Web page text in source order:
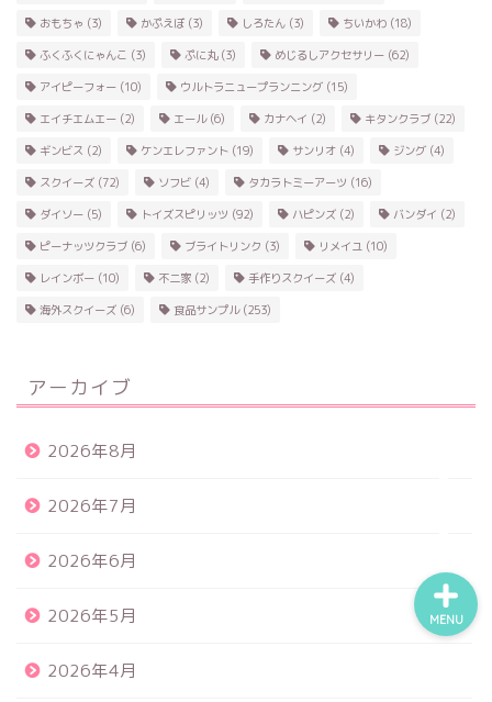
おもちゃ (3) かぷえぼ (3) しろたん (3) ちいかわ (18)
ふくふくにゃんこ (3) ぷに丸(3) めじるしアクセサリー (62)
アイピーフォー (10) ウルトラニュープランニング (15)
エイチエムエー (2) エール(6) カナヘイ (2) キタンクラブ (22)
ギンビス (2) ケンエレファント (19) サンリオ (4) ジング (4)
スクイーズ (72) ソフビ (4) タカラトミーアーツ (16)
ダイソー (5) トイズスピリッツ (92) ハピンズ (2) バンダイ (2)
ピーナッツクラブ (6) ブライトリンク (3) リメイユ (10)
レインボー (10) 不二家 (2) 手作りスクイーズ (4)
海外スクイーズ (6) 食品サンプル(253)
アーカイブ
2026年8月
2026年7月
2026年6月
2026年5月
2026年4月
MENU
食品サンプル
BANDAI